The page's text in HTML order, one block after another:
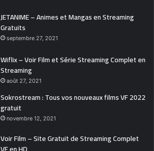
JETANIME – Animes et Mangas en Streaming
Gratuits
septembre 27, 2021
Wiflix – Voir Film et Série Streaming Complet en
Streaming
août 27, 2021
Sokrostream : Tous vos nouveaux films VF 2022
gratuit
novembre 12, 2021
Voir Film – Site Gratuit de Streaming Complet